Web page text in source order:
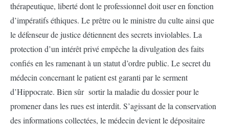
thérapeutique, liberté dont le professionnel doit user en fonction
d’impératifs éthiques. Le prêtre ou le ministre du culte ainsi que
le défenseur de justice détiennent des secrets inviolables. La
protection d’un intérêt privé empêche la divulgation des faits
confiés en les ramenant à un statut d’ordre public. Le secret du
médecin concernant le patient est garanti par le serment
d’Hippocrate. Bien sûr sortir la maladie du dossier pour le
promener dans les rues est interdit. S’agissant de la conservation
des informations collectées, le médecin devient le dépositaire